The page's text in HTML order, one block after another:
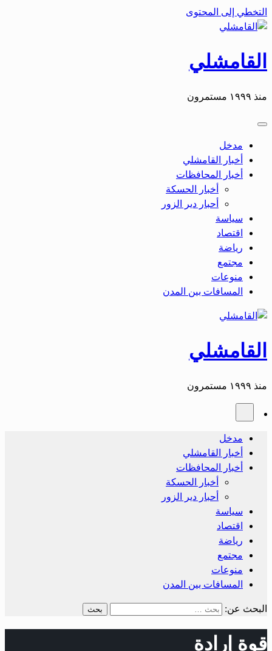
التخطي إلى المحتوى
القامشلي
منذ ١٩٩٩ مستمرون
مدخل
أخبار القامشلي
أخبار المحافظات
أخبار الحسكة
أحبار دير الزور
سياسة
اقتصاد
رياضة
مجتمع
منوعات
المسافات بين المدن
القامشلي
منذ ١٩٩٩ مستمرون
مدخل
أخبار القامشلي
أخبار المحافظات
أخبار الحسكة
أحبار دير الزور
سياسة
اقتصاد
رياضة
مجتمع
منوعات
المسافات بين المدن
البحث عن:
قوة إرادة